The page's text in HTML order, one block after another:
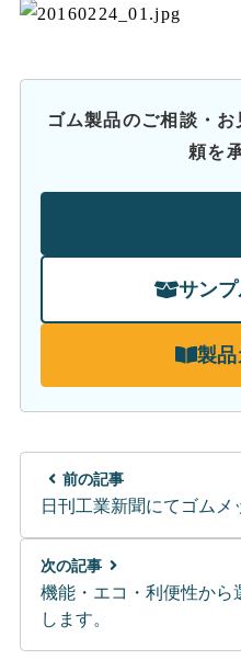
ゴム製品のご相談・
頼を
サン
製品
前の記事
日刊工業新聞にてゴムメ
次の記事
機能・エコ・利便性から
します。